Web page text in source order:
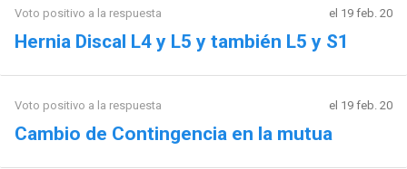
Voto positivo a la respuesta el 19 feb. 20
Hernia Discal L4 y L5 y también L5 y S1
Voto positivo a la respuesta el 19 feb. 20
Cambio de Contingencia en la mutua